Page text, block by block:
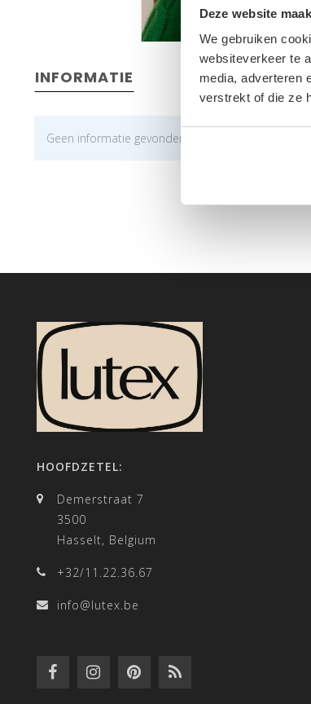
Deze website
We gebruiken
websiteverkeer te
media, adverteren
verstrekt of die ze
INFORMATIE
Geen informatie gevonden
HOOFDZETEL:
Demerstraat 7
3500
Hasselt, Belgium
+32/11.22.36.67
info@lutex.be